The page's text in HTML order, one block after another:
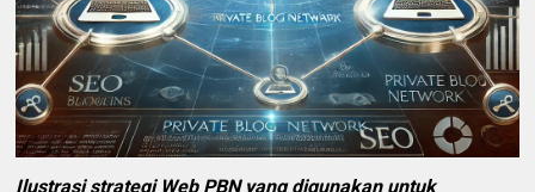
Ilustrasi strategi Web PBN yang digunakan untuk